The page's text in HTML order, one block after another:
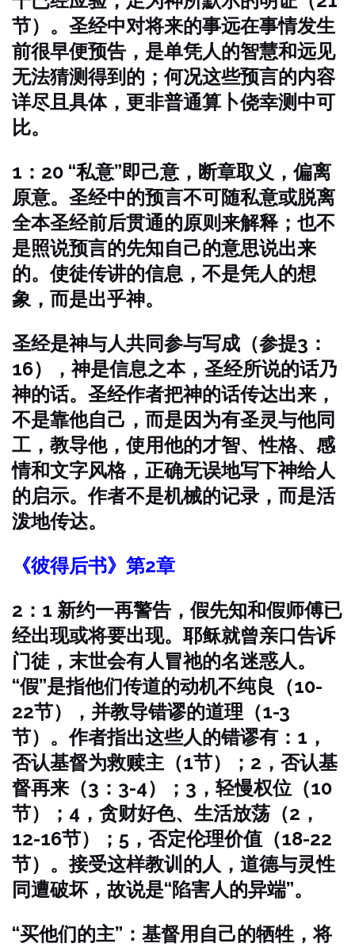
节）。圣经中对将来的事远在事情发生
前很早便预告，是单凭人的智慧和远见
无法猜测得到的；何况这些预言的内容
详尽且具体，更非普通算卜侥幸测中可
比。
1：20 “私意”即己意，断章取义，偏离
原意。圣经中的预言不可随私意或脱离
全本圣经前后贯通的原则来解释；也不
是照说预言的先知自己的意思说出来
的。使徒传讲的信息，不是凭人的想
象，而是出乎神。
圣经是神与人共同参与写成（参提3：
16），神是信息之本，圣经所说的话乃
神的话。圣经作者把神的话传达出来，
不是靠他自己，而是因为有圣灵与他同
工，教导他，使用他的才智、性格、感
情和文字风格，正确无误地写下神给人
的启示。作者不是机械的记录，而是活
泼地传达。
《彼得后书》第2章
2：1 新约一再警告，假先知和假师傅已
经出现或将要出现。耶稣就曾亲口告诉
门徒，末世会有人冒祂的名迷惑人。
“假”是指他们传道的动机不纯良（10-
22节），并教导错谬的道理（1-3
节）。作者指出这些人的错谬有：1，
否认基督为救赎主（1节）；2，否认基
督再来（3：3-4）；3，轻慢权位（10
节）；4，贪财好色、生活放荡（2，
12-16节）；5，否定伦理价值（18-22
节）。接受这样教训的人，道德与灵性
同遭破坏，故说是“陷害人的异端”。
“买他们的主”：基督用自己的牺牲，将